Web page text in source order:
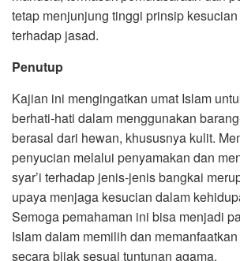
tetap menjunjung tinggi prinsip
terhadap jasad.
Penutup
Kajian ini mengingatkan umat Islam
berhati-hati dalam menggunakan
berasal dari hewan, khususnya kulit.
penyucian melalui penyamakan dan
syar’i terhadap jenis-jenis bangkai
upaya menjaga kesucian dalam
Semoga pemahaman ini bisa menjadi
Islam dalam memilih dan
secara bijak sesuai tuntunan agama.